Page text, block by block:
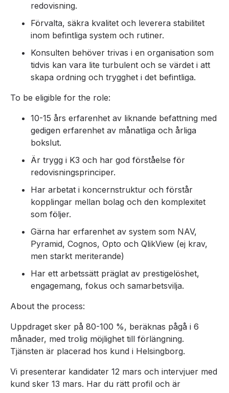
redovisning.
Förvalta, säkra kvalitet och leverera stabilitet
inom befintliga system och rutiner.
Konsulten behöver trivas i en organisation som
tidvis kan vara lite turbulent och se värdet i att
skapa ordning och trygghet i det befintliga.
To be eligible for the role:
10-15 års erfarenhet av liknande befattning med
gedigen erfarenhet av månatliga och årliga
bokslut.
Är trygg i K3 och har god förståelse för
redovisningsprinciper.
Har arbetat i koncernstruktur och förstår
kopplingar mellan bolag och den komplexitet
som följer.
Gärna har erfarenhet av system som NAV,
Pyramid, Cognos, Opto och QlikView (ej krav,
men starkt meriterande)
Har ett arbetssätt präglat av prestigelöshet,
engagemang, fokus och samarbetsvilja.
About the process:
Uppdraget sker på 80-100 %, beräknas pågå i 6
månader, med trolig möjlighet till förlängning.
Tjänsten är placerad hos kund i Helsingborg.
Vi presenterar kandidater 12 mars och intervjuer med
kund sker 13 mars. Har du rätt profil och är